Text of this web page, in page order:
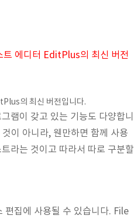
트 에디터 EditPlus의 최신 버전
의 최신 버전입니다.
램이 갖고 있는 기능도 다양합니
이 아니라, 웬만하면 함께 사용
라는 것이고 따라서 따로 구분할
집에 사용될 수 있습니다. File